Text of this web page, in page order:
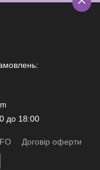
до 18:00
Договір оферти